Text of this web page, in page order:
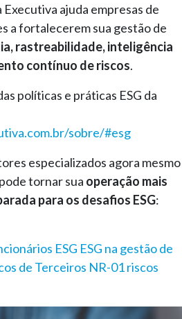
Executiva ajuda empresas de
a fortalecerem sua gestão de
rastreabilidade, inteligência
contínuo de riscos.
políticas e práticas ESG da
sobre/#esg
especializados agora mesmo
tornar sua operação mais
para os desafios ESG:
ESG ESG na gestão de
de Terceiros NR-01riscos